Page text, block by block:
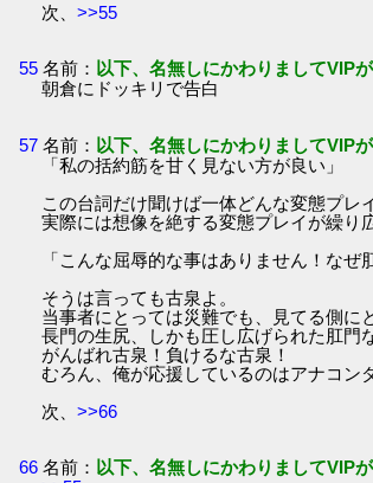
次、>>55
55 名前： 以下、名無しにかわりましてVIP
朝倉にドッキリで告白
57 名前： 以下、名無しにかわりましてVIP
「私の括約筋を甘く見ない方が良い」
この台詞だけ聞けば一体どんな変態プレ
実際には想像を絶する変態プレイが繰り
「こんな屈辱的な事はありません！な
そうは言っても古泉よ。
当事者にとっては災難でも、見てる側に
長門の生尻、しかも圧し広げられた肛門
がんばれ古泉！負けるな古泉！
むろん、俺が応援しているのはアナコン
次、>>66
66 名前： 以下、名無しにかわりましてVIP